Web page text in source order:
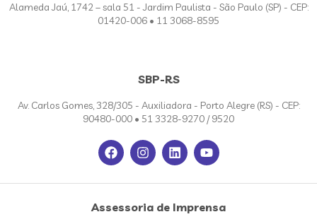
Alameda Jaú, 1742 – sala 51 - Jardim Paulista - São Paulo (SP) - CEP:
01420-006 • 11 3068-8595
SBP-RS
Av. Carlos Gomes, 328/305 - Auxiliadora - Porto Alegre (RS) - CEP:
90480-000 • 51 3328-9270 / 9520
Assessoria de Imprensa